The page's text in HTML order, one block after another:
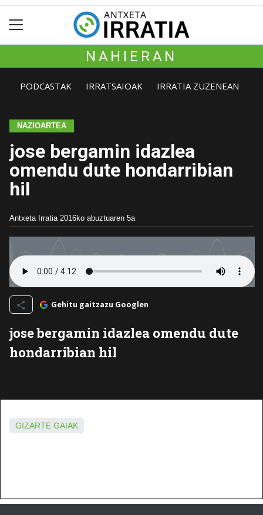
NAHIERAN
PODCASTAK IRRATSAIOAK IRRATIA ZUZENEAN
NAZIOARTEA
jose bergamin idazlea
omendu dute hondarribian
hil
Antxeta Irratia 2016ko abuztuaren 5a
Gehitu gaitzazu Googlen
jose bergamin idazlea omendu dute
hondarribian hil
GIZARTE GAIAK